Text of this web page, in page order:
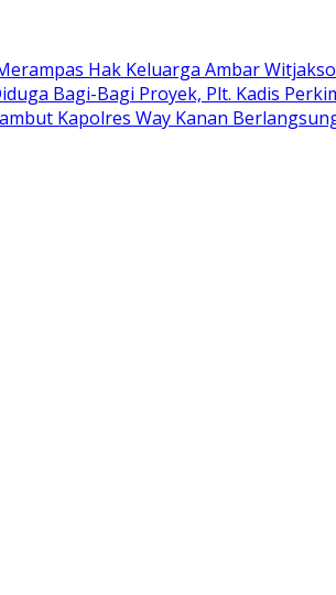
Hak Keluarga Ambar
Bagi-Bagi Proyek, Plt. Kadis
Kapolres Way Kanan